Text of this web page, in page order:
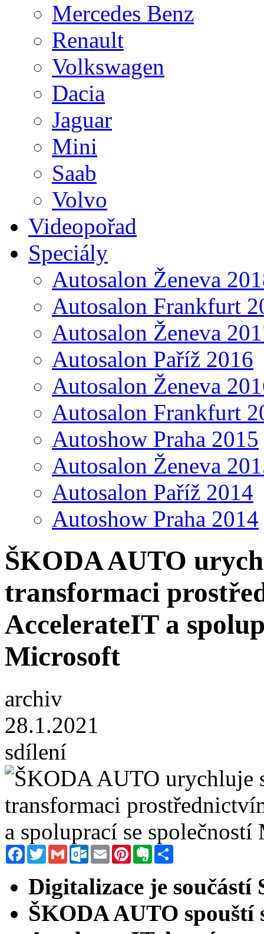
Mercedes Benz
Renault
Volkswagen
Dacia
Jaguar
Mini
Saab
Volvo
Videopořad
Speciály
Autosalon Ženeva
Autosalon Frankfurt
Autosalon Ženeva
Autosalon Paříž 2016
Autosalon Ženeva
Autosalon Frankfurt
Autoshow Praha 2015
Autosalon Ženeva
Autosalon Paříž 2014
Autoshow Praha 2014
ŠKODA AUTO
transformaci
AccelerateIT a
Microsoft
archiv
28.1.2021
sdílení
FacebookTwitterGmail Outlook.com
Email PinterestEvernote
Digitalizace je součástí
ŠKODA AUTO